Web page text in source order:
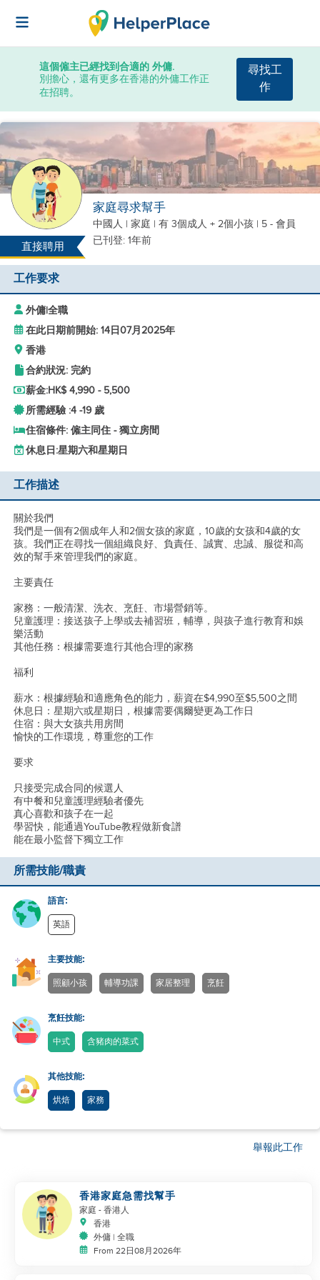
這個僱主已經找到合適的 外傭.
別擔心，還有更多在香港的外傭工作正
在招聘。
尋找工
作
直接聘用
家庭尋求幫手
中國人 | 家庭 | 有 3個成人 + 2個小孩 | 5 - 會員
已刊登: 1年前
工作要求
外傭|全職
在此日期前開始: 14日07月2025年
香港
合約狀況: 完約
薪金:HK$ 4,990 - 5,500
所需經驗 :4 -19 歲
住宿條件: 僱主同住 - 獨立房間
休息日:星期六和星期日
工作描述
關於我們
我們是一個有2個成年人和2個女孩的家庭，10歲的女孩和4歲的女
孩。我們正在尋找一個組織良好、負責任、誠實、忠誠、服從和高
效的幫手來管理我們的家庭。
主要責任
家務：一般清潔、洗衣、烹飪、市場營銷等。
兒童護理：接送孩子上學或去補習班，輔導，與孩子進行教育和娛
樂活動
其他任務：根據需要進行其他合理的家務
福利
薪水：根據經驗和適應角色的能力，薪資在$4,990至$5,500之間
休息日：星期六或星期日，根據需要偶爾變更為工作日
住宿：與大女孩共用房間
愉快的工作環境，尊重您的工作
要求
只接受完成合同的候選人
有中餐和兒童護理經驗者優先
真心喜歡和孩子在一起
學習快，能通過YouTube教程做新食譜
能在最小監督下獨立工作
所需技能/職責
語言:
英語
主要技能:
照顧小孩 輔導功課 家居整理 烹飪
烹飪技能:
中式 含豬肉的菜式
其他技能:
烘焙 家務
舉報此工作
香港家庭急需找幫手
家庭 - 香港人
香港
外傭 | 全職
From 22日08月2026年